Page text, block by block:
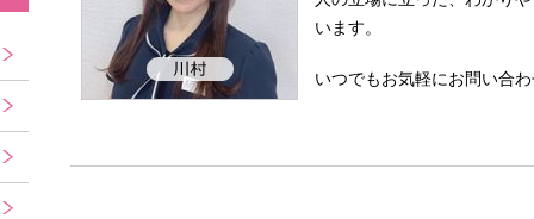
います。
いつでもお気軽にお問い合